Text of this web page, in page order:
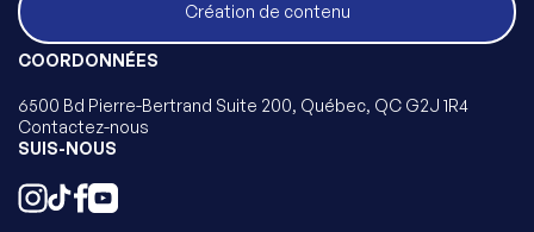
Création de contenu
COORDONNÉES
6500 Bd Pierre-Bertrand Suite 200, Québec, QC G2J 1R4
Contactez-nous
SUIS-NOUS